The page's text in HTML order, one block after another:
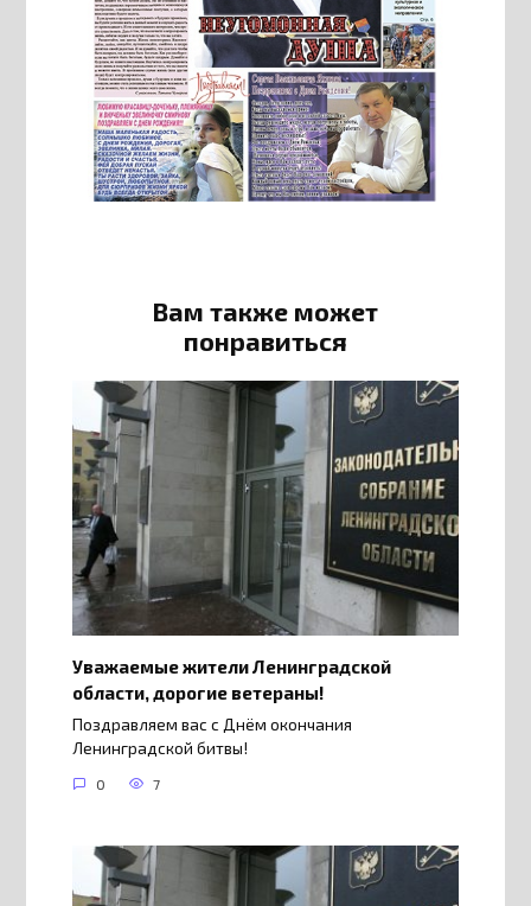
Вам также может
понравиться
Уважаемые жители Ленинградской
области, дорогие ветераны!
Поздравляем вас с Днём окончания
Ленинградской битвы!
0 7